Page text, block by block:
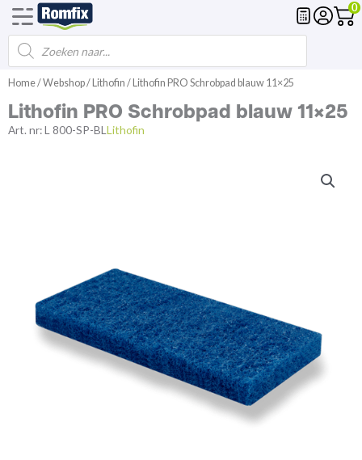
Spring
naar
de
inhoud
0
Products
searchVoegmortel
Home/Webshop/Lithofin / Lithofin PRO Schrobpad blauw 11×25
Lithofin PRO Schrobpad blauw 11×25
Art. nr:L 800-SP-BL Lithofin